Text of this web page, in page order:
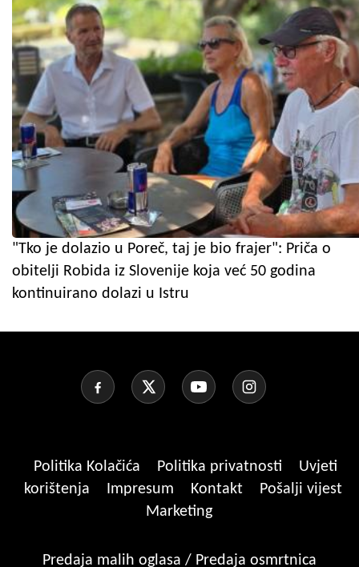
"Tko je dolazio u Poreč, taj je bio frajer": Priča o
obitelji Robida iz Slovenije koja već 50 godina
kontinuirano dolazi u Istru
Politika Kolačića Politika privatnosti
Uvjeti
korištenja
Impresum Kontakt
Pošalji vijest
Marketing
Predaja malih oglasa / Predaja osmrtnica